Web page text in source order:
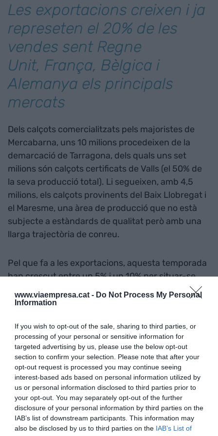
www.viaempresa.cat - Do Not Process My Personal
Information
If you wish to opt-out of the sale, sharing to third parties, or
processing of your personal or sensitive information for
targeted advertising by us, please use the below opt-out
section to confirm your selection. Please note that after your
opt-out request is processed you may continue seeing
interest-based ads based on personal information utilized by
us or personal information disclosed to third parties prior to
your opt-out. You may separately opt-out of the further
disclosure of your personal information by third parties on the
IAB’s list of downstream participants. This information may
also be disclosed by us to third parties on the IAB’s List of
Les exportacions creixen i ja
represeten el 20% de les
vendes sent Regne
Unit, França, Bèlgica i
Alemanya els principals
mercats
Dels calçots comercialitzats pels majoristes de
Mercabarna, uns 10 milions procedeixen de la
demarcació de Tarragona, dels quals uns set
milions són calçots certificats de Valls (el 50% de
la seva producció total). Li segueixen, amb 4,5
milions, els calçots provinents del Baix Llobregat i
el Maresme, una àrea de producció que no està
subjecte a estàndards de qualitat però amb una
llarga trajectòria de conreu.
Pel que fa a les exportacions, aquesta temporada
han crescut entre un 5% i un 10% per situar-se
per sobre del 20% i superant totes les previsions.
Els principals mercats on s'envien calçots són
Londres, on el calçot ha quallat en la restauració i
a botigues de productes alimentaris selectes i
gurmet. També hi ha una demanda creixent a la
resta de l'Estat on les calçotades són cada cop
més populars a restaurants de Madrid, l'Aragó i les
Illes Balears.
AfegirVIA Empresacom a font preferida de